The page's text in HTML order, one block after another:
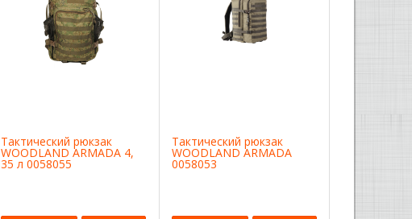
Тактический рюкзак
WOODLAND ARMADA 4,
35 л 0058055
Тактический рюкзак
WOODLAND ARMADA
0058053